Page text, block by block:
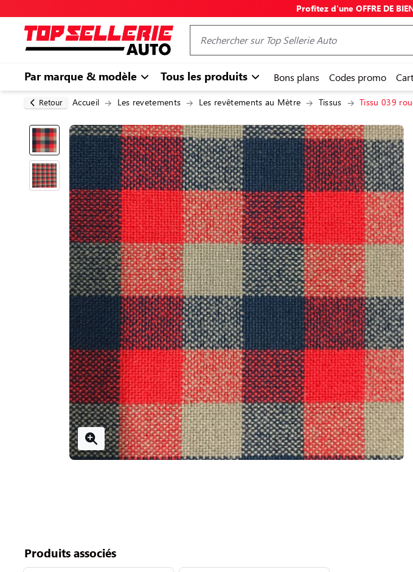
Profitez d'une OFFRE DE
Par marque & modèle Tous les produits Bons plans Codes promo
Retour Accueil Les revetements Les revêtements au Mètre Tissus Tissu 039
Produits associés